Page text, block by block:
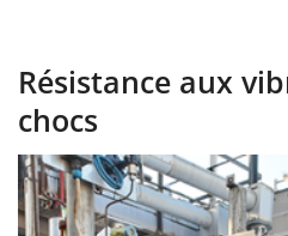
Résistance aux
chocs